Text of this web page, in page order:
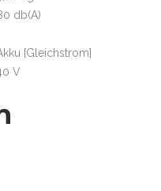
db(A)
[Gleichstrom]
V